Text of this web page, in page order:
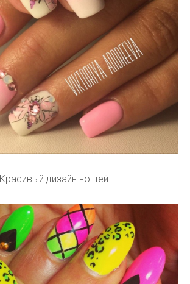
Красивый дизайн ногтей